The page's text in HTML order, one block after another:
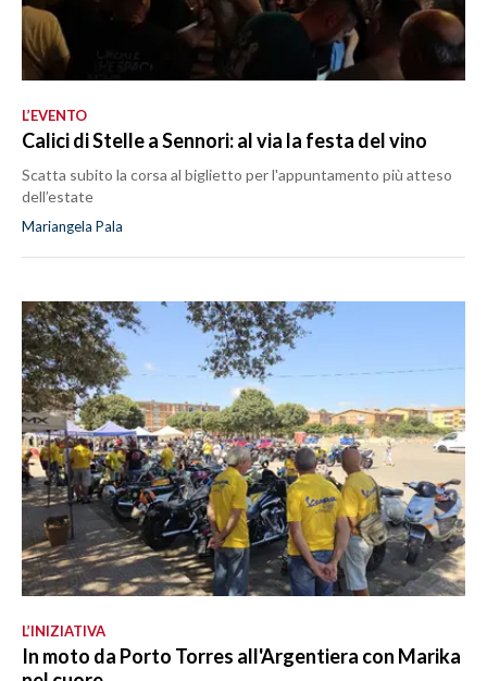
L’EVENTO
Calici di Stelle a Sennori: al via la festa del vino
Scatta subito la corsa al biglietto per l'appuntamento più atteso
dell’estate
Mariangela Pala
L’INIZIATIVA
In moto da Porto Torres all'Argentiera con Marika